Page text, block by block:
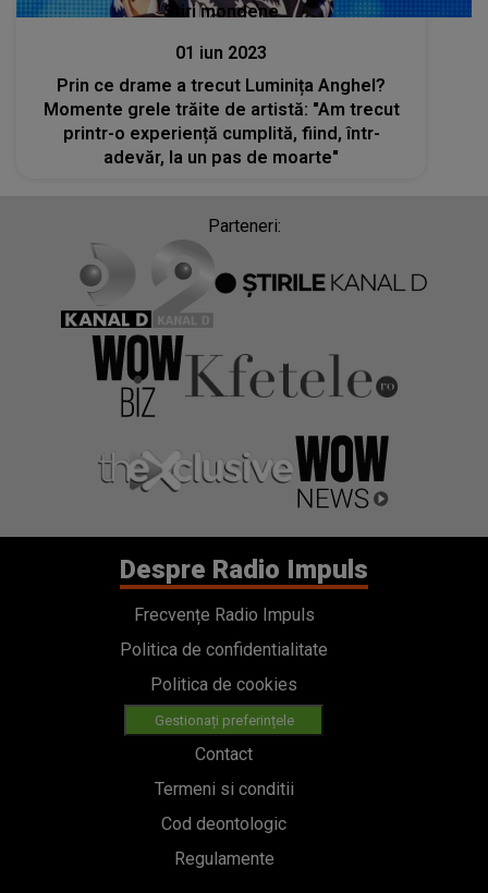
Stiri mondene
01 iun 2023
Prin ce drame a trecut Luminița Anghel?
Momente grele trăite de artistă: "Am trecut
printr-o experiență cumplită, fiind, într-
adevăr, la un pas de moarte"
Parteneri:
Despre Radio Impuls
Frecvențe Radio Impuls
Politica de confidentialitate
Politica de cookies
Gestionați preferințele
Contact
Termeni si conditii
Cod deontologic
Regulamente